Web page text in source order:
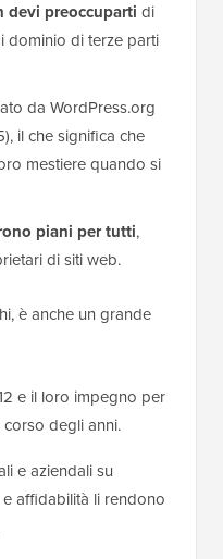
devi preoccuparti di
dominio di terze parti
da WordPress.org
il che significa che
mestiere quando si
piani per tutti,
di siti web.
è anche un grande
e il loro impegno per
degli anni.
e aziendali su
affidabilità li rendono